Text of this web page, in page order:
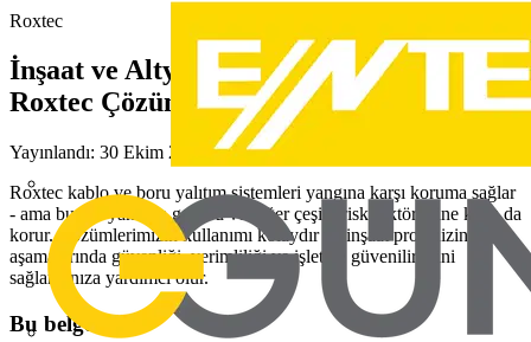
Roxtec
İnşaat ve Altyapı Uygulamaları için
Roxtec Çözümleri
Yayınlandı: 30 Ekim 2019 · Kategori: Kataloglar
Roxtec kablo ve boru yalıtım sistemleri yangına karşı koruma sağlar
- ama bunun yanında gaz, su ve diğer çeşitli risk faktörlerine karşı da
korur. Çözümlerimizin kullanımı kolaydır ve inşaat projenizin bütün
aşamalarında güvenliği, verimliliği ve işletme güvenilirliğini
sağlamanıza yardımcı olur.
Bu belgeden